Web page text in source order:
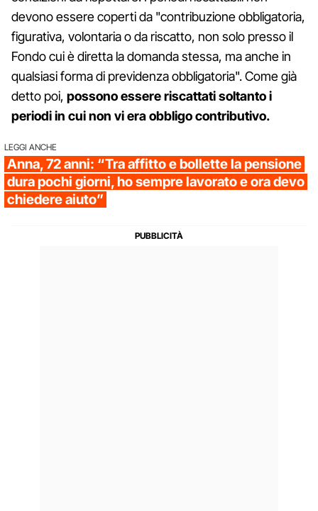
devono essere coperti da "contribuzione obbligatoria,
figurativa, volontaria o da riscatto, non solo presso il
Fondo cui è diretta la domanda stessa, ma anche in
qualsiasi forma di previdenza obbligatoria". Come già
detto poi, possono essere riscattati soltanto i
periodi in cui non vi era obbligo contributivo.
LEGGI ANCHE
Anna, 72 anni: “Tra affitto e bollette la pensione
dura pochi giorni, ho sempre lavorato e ora devo
chiedere aiuto”